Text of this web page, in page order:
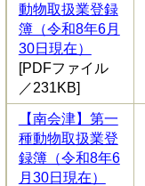
動物取扱業登録
簿（令和8年6月
30日現在）
[PDFファイル
／231KB]
【南会津】第一
種動物取扱業登
録簿（令和8年6
月30日現在）